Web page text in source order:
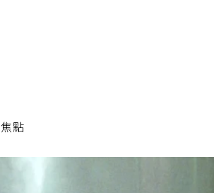
焦點